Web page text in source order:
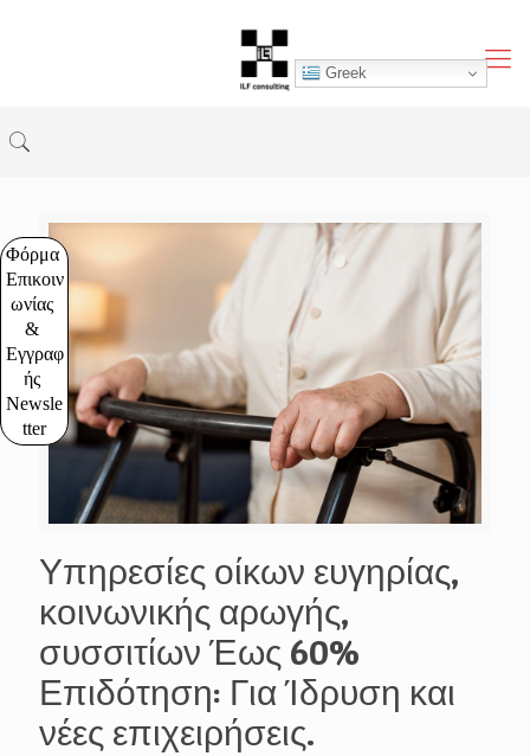
Φόρμα
Επικοιν
ωνίας
&
Εγγραφ
ής
Newsle
tter
Υπηρεσίες οίκων ευγηρίας,
κοινωνικής αρωγής,
συσσιτίων Έως 60%
Επιδότηση: Για Ίδρυση και
νέες επιχειρήσεις.
Greek